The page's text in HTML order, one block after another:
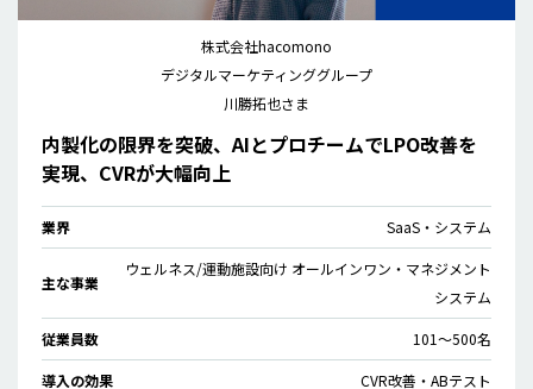
株式会社hacomono
デジタルマーケティンググループ
川勝拓也さま
内製化の限界を突破、AIとプロチームでLPO改善を
実現、CVRが大幅向上
業界 SaaS・システム
主な事業
ウェルネス/運動施設向け オールインワン・マネジメント
システム
従業員数 101〜500名
導入の効果 CVR改善・ABテスト